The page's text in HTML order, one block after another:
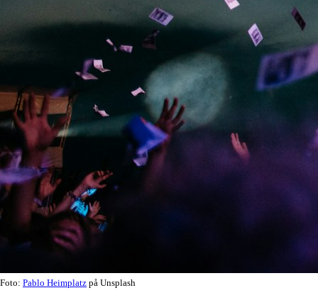
Foto: Pablo Heimplatz på Unsplash